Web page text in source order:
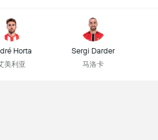
Horta
美利亚
Sergi Darder
马洛卡